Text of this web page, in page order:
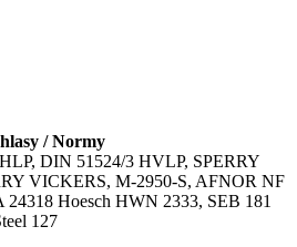
/ Normy
DIN 51524/3 HVLP, SPERRY
VICKERS, M-2950-S, AFNOR NF
Hoesch HWN 2333, SEB 181
127